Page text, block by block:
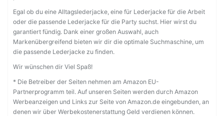
Egal ob du eine Alltagslederjacke, eine für Lederjacke für die Arbeit
oder die passende Lederjacke für die Party suchst. Hier wirst du
garantiert fündig. Dank einer großen Auswahl, auch
Markenübergreifend bieten wir dir die optimale Suchmaschine, um
die passende Lederjacke zu finden.
Wir wünschen dir Viel Spaß!
* Die Betreiber der Seiten nehmen am Amazon EU-
Partnerprogramm teil. Auf unseren Seiten werden durch Amazon
Werbeanzeigen und Links zur Seite von Amazon.de eingebunden, an
denen wir über Werbekostenerstattung Geld verdienen können.